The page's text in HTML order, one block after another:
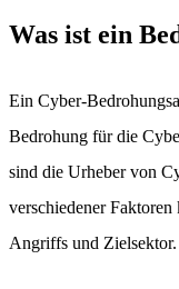
Was ist ein
Ein Cyber-
Bedrohung für die
sind die Urheber von
verschiedener
Angriffs und Zielsektor.